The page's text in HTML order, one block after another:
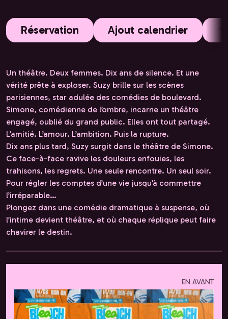
Réservation Ajout calendrier
Un théâtre. Deux femmes. Dix ans de silence. Et une
vérité prête à exploser. Suzy brille sur les scènes
parisiennes, star adulée des comédies de boulevard.
Simone, comédienne de l’ombre, incarne un théâtre
engagé, oublié du grand public. Elles ont tout partagé.
L’amitié. L’amour. L’ambition. Puis la rupture.
Dix ans plus tard, Suzy surgit dans le théâtre de Simone.
Ce face-à-face ravive les douleurs enfouies, les
trahisons, les regrets. Une seule rencontre. Un seul soir.
Pour régler les comptes d’une vie jusqu’à commettre
l’irréparable…
Plongez dans une comédie dramatique à suspense, où
l’intime devient théâtre, et où chaque réplique peut faire
chavirer le destin.
EN AVANT